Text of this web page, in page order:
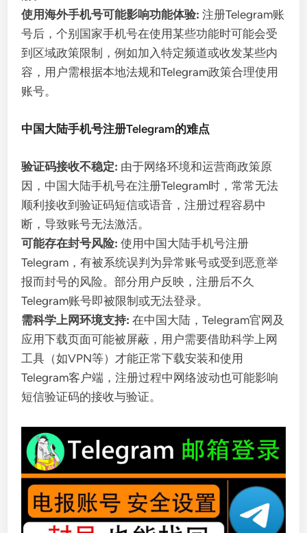
使用海外手机号可能影响功能体验: 注册Telegram账
号后，个别国家手机号在使用某些功能时可能会受
到区域政策限制，例如加入特定频道或收发某些内
容，用户需根据本地法规和Telegram政策合理使用
账号。
中国大陆手机号注册Telegram的难点
验证码接收不稳定: 由于网络环境和运营商政策原
因，中国大陆手机号在注册Telegram时，常常无法
顺利接收到验证码短信或语音，注册过程容易中
断，导致账号无法激活。
可能存在封号风险: 使用中国大陆手机号注册
Telegram，有被系统误判为异常账号或受到恶意举
报而封号的风险。部分用户反映，注册后不久
Telegram账号即被限制或无法登录。
需科学上网环境支持: 在中国大陆，Telegram官网及
应用下载页面可能被屏蔽，用户需要借助科学上网
工具（如VPN等）才能正常下载安装和使用
Telegram客户端，注册过程中网络波动也可能影响
短信验证码的接收与验证。